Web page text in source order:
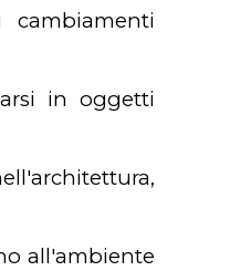
in oggetti
all'ambiente